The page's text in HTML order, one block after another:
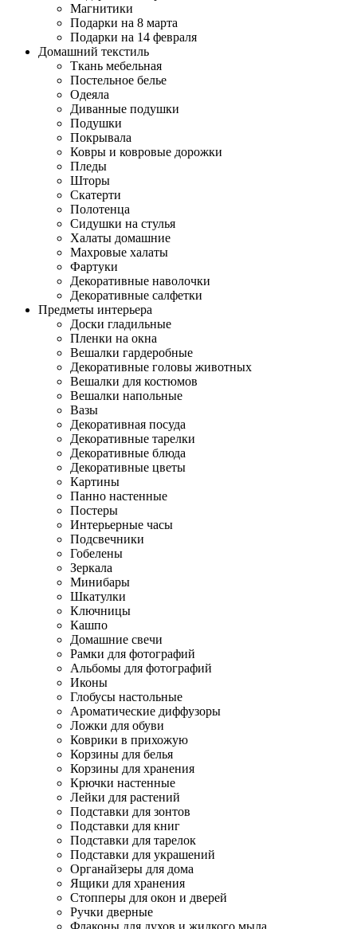
Магнитики
Подарки на 8 марта
Подарки на 14 февраля
Домашний текстиль
Ткань мебельная
Постельное белье
Одеяла
Диванные подушки
Подушки
Покрывала
Ковры и ковровые дорожки
Пледы
Шторы
Скатерти
Полотенца
Сидушки на стулья
Халаты домашние
Махровые халаты
Фартуки
Декоративные наволочки
Декоративные салфетки
Предметы интерьера
Доски гладильные
Пленки на окна
Вешалки гардеробные
Декоративные головы животных
Вешалки для костюмов
Вешалки напольные
Вазы
Декоративная посуда
Декоративные тарелки
Декоративные блюда
Декоративные цветы
Картины
Панно настенные
Постеры
Интерьерные часы
Подсвечники
Гобелены
Зеркала
Минибары
Шкатулки
Ключницы
Кашпо
Домашние свечи
Рамки для фотографий
Альбомы для фотографий
Иконы
Глобусы настольные
Ароматические диффузоры
Ложки для обуви
Коврики в прихожую
Корзины для белья
Корзины для хранения
Крючки настенные
Лейки для растений
Подставки для зонтов
Подставки для книг
Подставки для тарелок
Подставки для украшений
Органайзеры для дома
Ящики для хранения
Стопперы для окон и дверей
Ручки дверные
Флаконы для духов и жидкого мыла